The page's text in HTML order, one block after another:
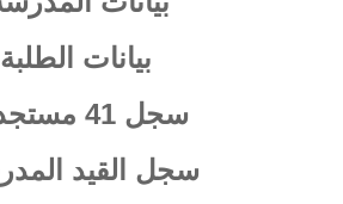
بيانات الطلبة
سجل 41 مستجدين
سجل القيد